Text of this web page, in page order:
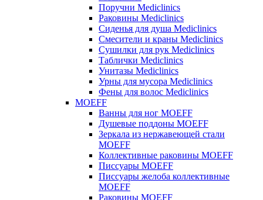
Поручни Mediclinics
Раковины Mediclinics
Сиденья для душа Mediclinics
Смесители и краны Mediclinics
Сушилки для рук Mediclinics
Таблички Mediclinics
Унитазы Mediclinics
Урны для мусора Mediclinics
Фены для волос Mediclinics
MOEFF
Ванны для ног MOEFF
Душевые поддоны MOEFF
Зеркала из нержавеющей стали
MOEFF
Коллективные раковины MOEFF
Писсуары MOEFF
Писсуары желоба коллективные
MOEFF
Раковины MOEFF